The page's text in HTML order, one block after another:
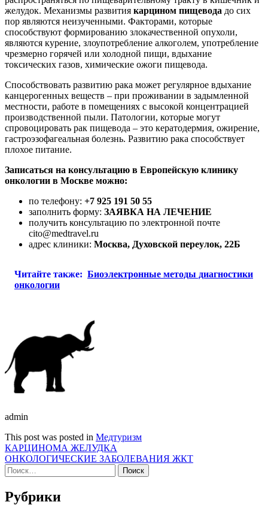
желудок. Механизмы развития карцином пищевода до сих
пор являются неизученными. Факторами, которые
способствуют формированию злокачественной опухоли,
являются курение, злоупотребление алкоголем, употребление
чрезмерно горячей или холодной пищи, вдыхание
токсических газов, химические ожоги пищевода.
Способствовать развитию рака может регулярное вдыхание
канцерогенных веществ – при проживании в задымленной
местности, работе в помещениях с высокой концентрацией
производственной пыли. Патологии, которые могут
спровоцировать рак пищевода – это кератодермия, ожирение,
гастроэзофагеальная болезнь. Развитию рака способствует
плохое питание.
Записаться на консультацию в Европейскую клинику
онкологии в Москве можно:
по телефону: +7 925 191 50 55
заполнить форму: ЗАЯВКА НА ЛЕЧЕНИЕ
получить консультацию по электронной почте
cito@medtravel.ru
адрес клиники: Москва, Духовской переулок, 22Б
Читайте также: Биоэлектронные методы диагностики
онкологии
admin
This post was posted in Медтуризм
Навигация
по
записям
КАРЦИНОМА ЖЕЛУДКА
ОНКОЛОГИЧЕСКИЕ ЗАБОЛЕВАНИЯ ЖКТ
Найти:
Рубрики